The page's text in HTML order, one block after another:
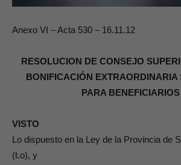
Anexo VI – Acta 530 – 16.11.12
RESOLUCION DE CONSEJO
BONIFICACIÓN EXTRAORDINARIA
PARA BENEFICIARIOS
VISTO
Lo dispuesto en la Ley de la Provincia de
(t.o), y